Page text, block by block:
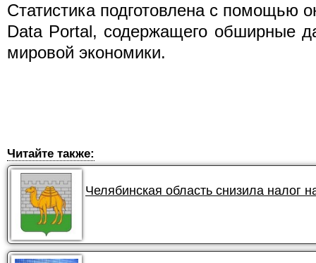
Статистика подготовлена с помощью
Data Portal, содержащего обширные
мировой экономики.
Читайте также:
Челябинская область снизила налог